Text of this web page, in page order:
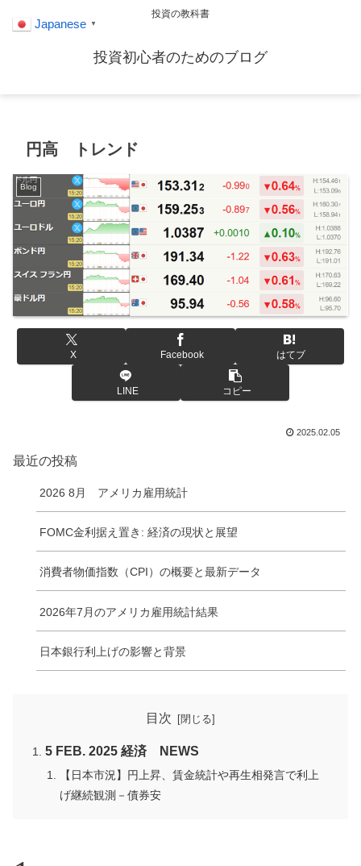
投資の教科書
投資初心者のためのブログ
円高 トレンド
Blog
X Facebook はてブ
LINE コピー
2025.02.05
最近の投稿
2026 8月 アメリカ雇用統計
FOMC金利据え置き: 経済の現状と展望
消費者物価指数（CPI）の概要と最新データ
2026年7月のアメリカ雇用統計結果
日本銀行利上げの影響と背景
目次
5 FEB. 2025 経済 NEWS
【日本市況】円上昇、賃金統計や再生相発言で利上
げ継続観測－債券安
Japanese ▼